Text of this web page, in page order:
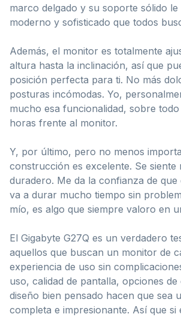
marco delgado y su soporte sólido le
moderno y sofisticado que todos
Además, el monitor es totalmente
altura hasta la inclinación, así que
posición perfecta para ti. No más
posturas incómodas. Yo,
mucho esa funcionalidad, sobre
horas frente al monitor.
Y, por último, pero no menos
construcción es excelente. Se siente
duradero. Me da la confianza de que
va a durar mucho tiempo sin
mío, es algo que siempre valoro en
El Gigabyte G27Q es un verdadero
aquellos que buscan un monitor de
experiencia de uso sin
uso, calidad de pantalla, opciones
diseño bien pensado hacen que sea
completa e impresionante. Así que si